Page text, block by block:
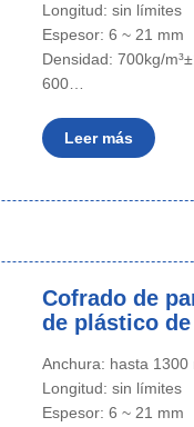
Longitud: sin límites
Espesor: 6 ~ 21 mm
Densidad: 700kg/
600…
Leer más
Cofrado de
de plástico de
Anchura: hasta 1300
Longitud: sin límites
Espesor: 6 ~ 21 mm